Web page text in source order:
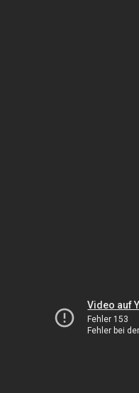
Video auf
Fehler 153
Fehler bei